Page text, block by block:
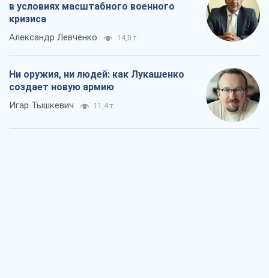
в условиях масштабного военного
кризиса
Александр Левченко 14,0 т.
Ни оружия, ни людей: как Лукашенко
создает новую армию
Игар Тышкевич 11,4 т.